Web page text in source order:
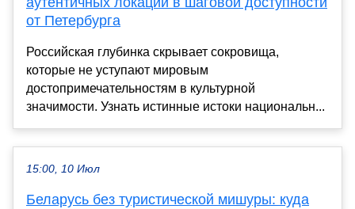
от Петербурга
Российская глубинка скрывает сокровища,
которые не уступают мировым
достопримечательностям в культурной
значимости. Узнать истинные истоки национальн...
15:00, 10 Июл
Беларусь без туристической мишуры: куда